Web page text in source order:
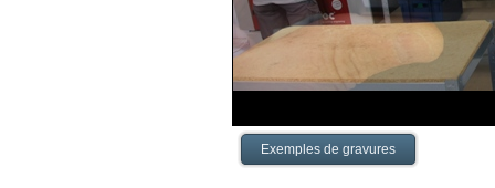
Exemples de gravures